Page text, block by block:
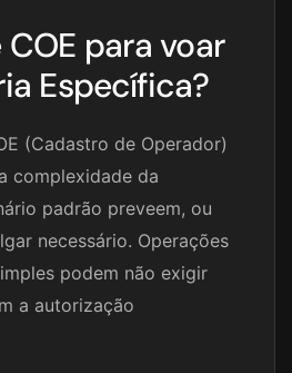
para voar
Específica?
(Cadastro de Operador)
complexidade da
padrão preveem, ou
necessário. Operações
podem não exigir
a autorização